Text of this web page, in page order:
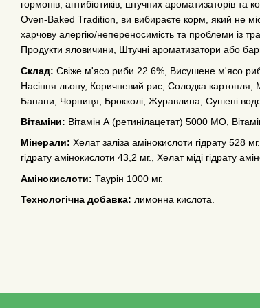
гормонів, антибіотиків, штучних ароматизаторів
Oven-Baked Tradition, ви вибираєте корм, який не
харчову алергію/непереносимість та проблеми із
Продукти яловичини, Штучні ароматизатори або
Склад: Свіже м'ясо риби 22.6%, Висушене м'ясо
Насіння льону, Коричневий рис, Солодка картопля,
Банани, Чорниця, Брокколі, Журавлина, Сушені
Вітаміни: Вітамін А (ретинілацетат) 5000 МО,
Мінерали: Хелат заліза амінокислоти гідрату 528
гідрату амінокислоти 43,2 мг., Хелат міді гідрату
Амінокислоти: Таурін 1000 мг.
Технологічна добавка: лимонна кислота.